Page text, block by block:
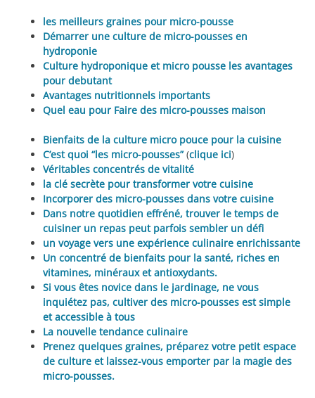
les meilleurs graines pour micro-pousse
Démarrer une culture de micro-pousses en
hydroponie
Culture hydroponique et micro pousse les avantages
pour debutant
Avantages nutritionnels importants
Quel eau pour Faire des micro-pousses maison
Bienfaits de la culture micro pouce pour la cuisine
C’est quoi “les micro-pousses”(clique ici)
Véritables concentrés de vitalité
la clé secrète pour transformer votre cuisine
Incorporer des micro-pousses dans votre cuisine
Dans notre quotidien effréné, trouver le temps de
cuisiner un repas peut parfois sembler un défi
un voyage vers une expérience culinaire enrichissante
Un concentré de bienfaits pour la santé, riches en
vitamines, minéraux et antioxydants.
Si vous êtes novice dans le jardinage, ne vous
inquiétez pas, cultiver des micro-pousses est simple
et accessible à tous
La nouvelle tendance culinaire
Prenez quelques graines, préparez votre petit espace
de culture et laissez-vous emporter par la magie des
micro-pousses.